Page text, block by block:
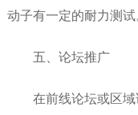
动子有一定的耐力测试
五、论坛推广
在前线论坛或区